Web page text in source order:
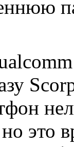
это